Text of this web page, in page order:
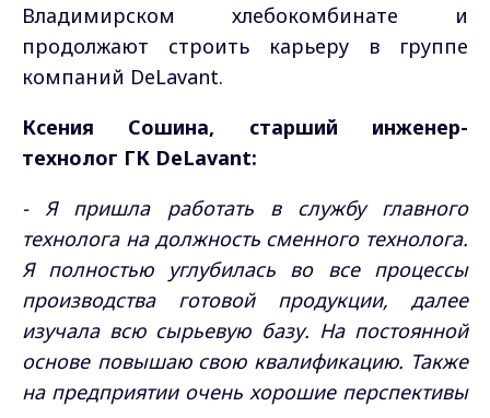
Владимирском хлебокомбинате и
продолжают строить карьеру в группе
компаний DeLavant.
Ксения Сошина, старший инженер-
технолог ГК DeLavant:
- Я пришла работать в службу главного
технолога на должность сменного технолога.
Я полностью углубилась во все процессы
производства готовой продукции, далее
изучала всю сырьевую базу. На постоянной
основе повышаю свою квалификацию. Также
на предприятии очень хорошие перспективы